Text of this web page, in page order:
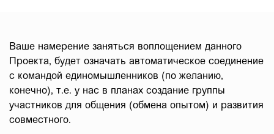
Ваше намерение заняться воплощением данного
Проекта, будет означать автоматическое соединение
с командой единомышленников (по желанию,
конечно), т.е. у нас в планах создание группы
участников для общения (обмена опытом) и развития
совместного.